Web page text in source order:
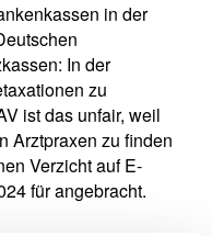
in der
In der
zu
ist das unfair, weil
Arztpraxen zu finden
Verzicht auf E-
für angebracht.